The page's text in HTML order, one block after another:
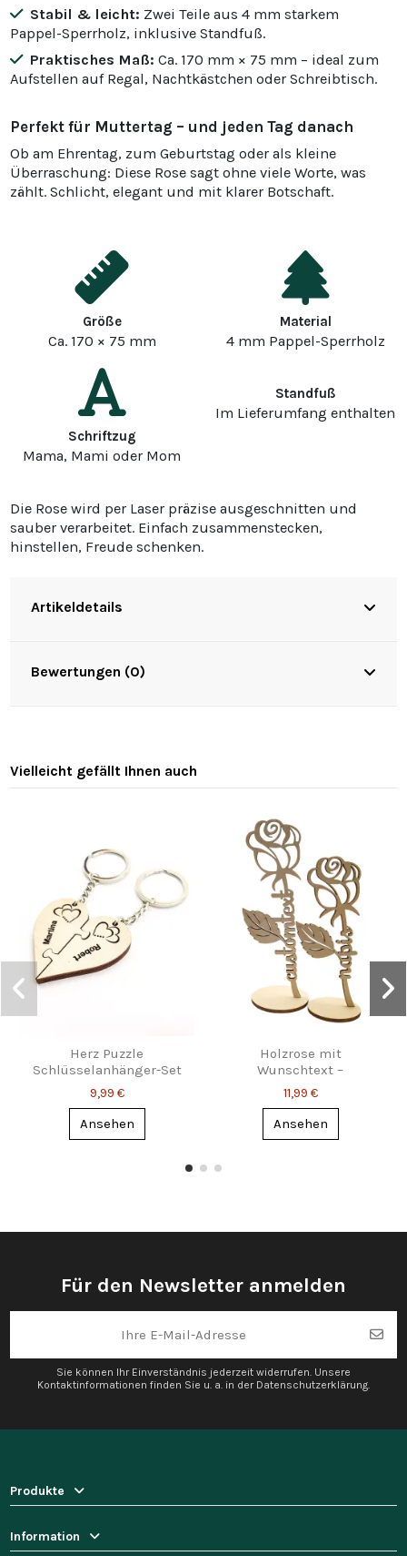
Stabil & leicht: Zwei Teile aus 4 mm starkem
Pappel-Sperrholz, inklusive Standfuß.
Praktisches Maß: Ca. 170 mm × 75 mm – ideal zum
Aufstellen auf Regal, Nachtkästchen oder Schreibtisch.
Perfekt für Muttertag – und jeden Tag danach
Ob am Ehrentag, zum Geburtstag oder als kleine
Überraschung: Diese Rose sagt ohne viele Worte, was
zählt. Schlicht, elegant und mit klarer Botschaft.
Größe
Ca. 170 × 75 mm
Material
4 mm Pappel-Sperrholz
Schriftzug
Mama, Mami oder Mom
Standfuß
Im Lieferumfang enthalten
Die Rose wird per Laser präzise ausgeschnitten und
sauber verarbeitet. Einfach zusammenstecken,
hinstellen, Freude schenken.
Artikeldetails
Bewertungen (0)
Vielleicht gefällt Ihnen auch
Herz Puzzle
Schlüsselanhänger-Set
mit Gravur – Für Zwei,
die zusammengehören
9,99 €
Ansehen
Holzrose mit
Wunschtext –
personalisiertes
Deko‑Geschenk
11,99 €
Ansehen
Für den Newsletter anmelden
Sie können Ihr Einverständnis jederzeit widerrufen. Unsere
Kontaktinformationen finden Sie u. a. in der Datenschutzerklärung.
Produkte
Information